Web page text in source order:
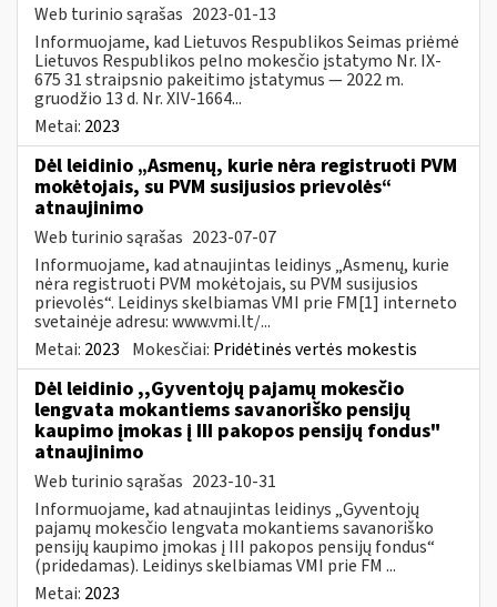
Web turinio sąrašas 2023-01-13
Informuojame, kad Lietuvos Respublikos Seimas priėmė
Lietuvos Respublikos pelno mokesčio įstatymo Nr. IX-
675 31 straipsnio pakeitimo įstatymus — 2022 m.
gruodžio 13 d. Nr. XIV-1664...
Metai: 2023
Dėl leidinio „Asmenų, kurie nėra registruoti PVM
mokėtojais, su PVM susijusios prievolės“
atnaujinimo
Web turinio sąrašas 2023-07-07
Informuojame, kad atnaujintas leidinys „Asmenų, kurie
nėra registruoti PVM mokėtojais, su PVM susijusios
prievolės“. Leidinys skelbiamas VMI prie FM[1] interneto
svetainėje adresu: www.vmi.lt/...
Metai: 2023 Mokesčiai: Pridėtinės vertės mokestis
Dėl leidinio ,,Gyventojų pajamų mokesčio
lengvata mokantiems savanoriško pensijų
kaupimo įmokas į III pakopos pensijų fondus"
atnaujinimo
Web turinio sąrašas 2023-10-31
Informuojame, kad atnaujintas leidinys „Gyventojų
pajamų mokesčio lengvata mokantiems savanoriško
pensijų kaupimo įmokas į III pakopos pensijų fondus“
(pridedamas). Leidinys skelbiamas VMI prie FM ...
Metai: 2023